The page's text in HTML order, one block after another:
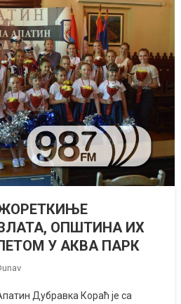
ОПШТИНА ИХ
У АКВА ПАРК
Дубравка Кораћ је са